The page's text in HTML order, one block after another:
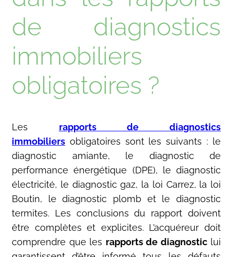
de diagnostics
immobiliers
obligatoires ?
Les rapports de diagnostics
immobiliers obligatoires sont les suivants : le
diagnostic amiante, le diagnostic de
performance énergétique (DPE), le diagnostic
électricité, le diagnostic gaz, la loi Carrez, la loi
Boutin, le diagnostic plomb et le diagnostic
termites. Les conclusions du rapport doivent
être complètes et explicites. L’acquéreur doit
comprendre que les rapports de diagnosticlui